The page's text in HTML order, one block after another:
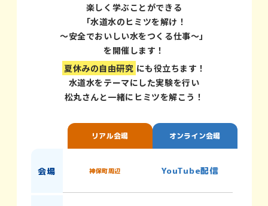
楽しく学ぶことができる
「水道水のヒミツを解け！
～安全でおいしい水をつくる仕事～」
を開催します！
夏休みの自由研究 にも役立ちます！
水道水をテーマにした実験を行い
松丸さんと一緒にヒミツを解こう！
リアル会場 オンライン会場
会場 神保町周辺 YouTube配信